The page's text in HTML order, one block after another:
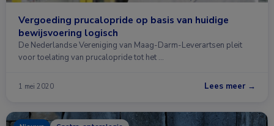
Vergoeding prucalopride op basis van huidige
bewijsvoering logisch
De Nederlandse Vereniging van Maag-Darm-Leverartsen pleit
voor toelating van prucalopride tot het …
1 mei 2020 Lees meer →